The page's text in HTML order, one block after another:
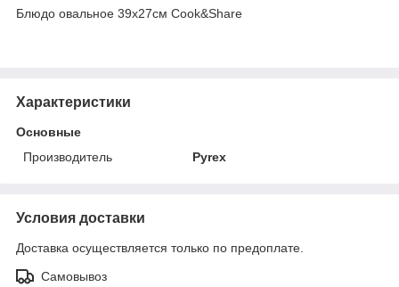
Блюдо овальное 39х27см Cook&Share
Характеристики
Основные
Производитель
Pyrex
Условия доставки
Доставка осуществляется только по предоплате.
Самовывоз